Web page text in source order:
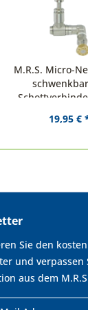
M.R.S. Micro-
19,95 €
Sie den
und verpassen
aus dem